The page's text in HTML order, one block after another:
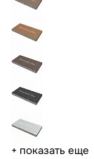
+ показать еще